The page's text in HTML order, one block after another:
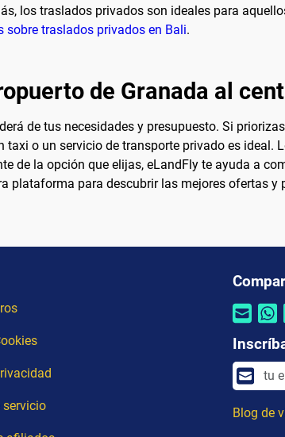
los traslados privados son ideales para
sobre traslados privados en Bali.
de Granada al
de tus necesidades y presupuesto. Si
o un servicio de transporte privado es ideal.
de la opción que elijas, eLandFly te ayuda a
plataforma para descubrir las mejores ofertas
servicio Blog de